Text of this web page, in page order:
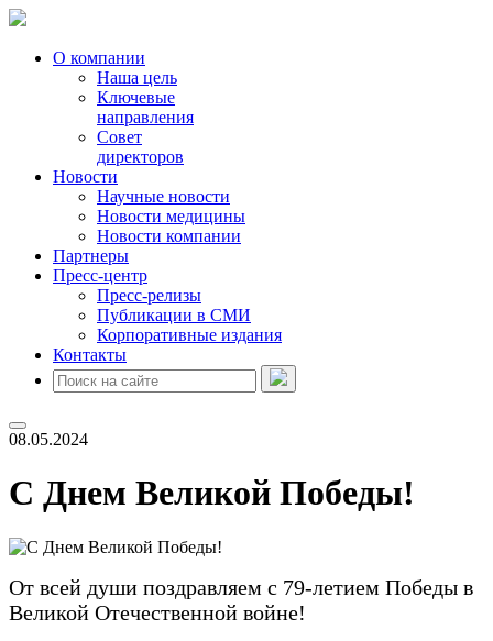
О компании
Наша цель
Ключевые
направления
Совет
директоров
Новости
Научные новости
Новости медицины
Новости компании
Партнеры
Пресс-центр
Пресс-релизы
Публикации в СМИ
Корпоративные издания
Контакты
08.05.2024
С Днем Великой Победы!
От всей души поздравляем с 79-летием Победы в
Великой Отечественной войне!